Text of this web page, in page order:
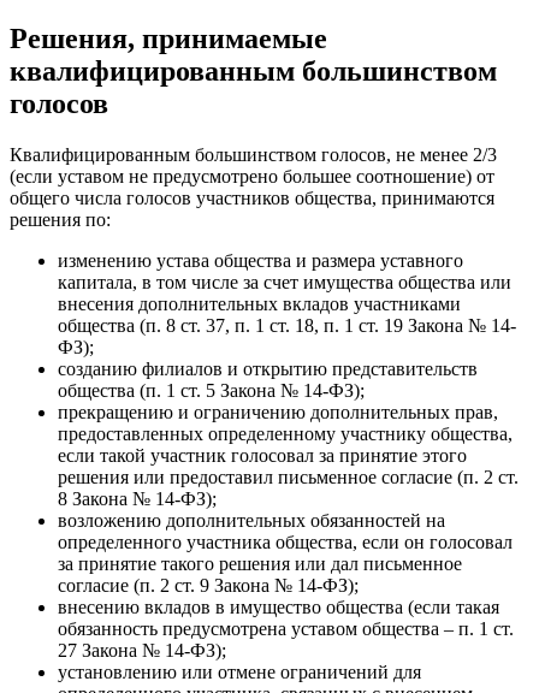
Решения, принимаемые
квалифицированным большинством
голосов
Квалифицированным большинством голосов, не менее 2/3
(если уставом не предусмотрено большее соотношение) от
общего числа голосов участников общества, принимаются
решения по:
изменению устава общества и размера уставного
капитала, в том числе за счет имущества общества или
внесения дополнительных вкладов участниками
общества (п. 8 ст. 37, п. 1 ст. 18, п. 1 ст. 19 Закона № 14-
ФЗ);
созданию филиалов и открытию представительств
общества (п. 1 ст. 5 Закона № 14-ФЗ);
прекращению и ограничению дополнительных прав,
предоставленных определенному участнику общества,
если такой участник голосовал за принятие этого
решения или предоставил письменное согласие (п. 2 ст.
8 Закона № 14-ФЗ);
возложению дополнительных обязанностей на
определенного участника общества, если он голосовал
за принятие такого решения или дал письменное
согласие (п. 2 ст. 9 Закона № 14-ФЗ);
внесению вкладов в имущество общества (если такая
обязанность предусмотрена уставом общества – п. 1 ст.
27 Закона № 14-ФЗ);
установлению или отмене ограничений для